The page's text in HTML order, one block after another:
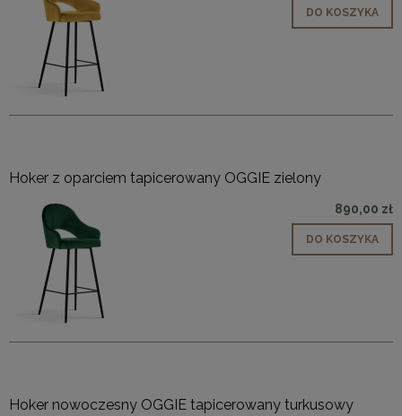
DO KOSZYKA
Hoker z oparciem tapicerowany OGGIE zielony
890,00 zł
DO KOSZYKA
Hoker nowoczesny OGGIE tapicerowany turkusowy